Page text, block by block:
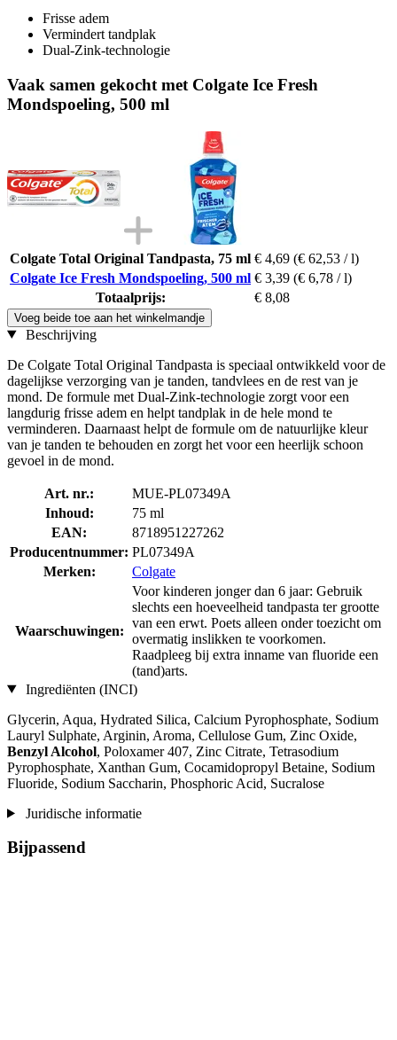
Frisse adem
Vermindert tandplak
Dual-Zink-technologie
Vaak samen gekocht met Colgate Ice Fresh
Mondspoeling, 500 ml
Colgate Total Original Tandpasta, 75 ml € 4,69 (€ 62,53 / l)
Colgate Ice Fresh Mondspoeling, 500 ml € 3,39 (€ 6,78 / l)
Totaalprijs:
€ 8,08
Voeg beide toe aan het winkelmandje
Beschrijving
De Colgate Total Original Tandpasta is speciaal ontwikkeld voor de
dagelijkse verzorging van je tanden, tandvlees en de rest van je
mond. De formule met Dual-Zink-technologie zorgt voor een
langdurig frisse adem en helpt tandplak in de hele mond te
verminderen. Daarnaast helpt de formule om de natuurlijke kleur
van je tanden te behouden en zorgt het voor een heerlijk schoon
gevoel in de mond.
Art. nr.:
MUE-PL07349A
Inhoud:
75 ml
EAN:
8718951227262
Producentnummer: PL07349A
Merken:
Colgate
Waarschuwingen:
Voor kinderen jonger dan 6 jaar: Gebruik
slechts een hoeveelheid tandpasta ter grootte
van een erwt. Poets alleen onder toezicht om
overmatig inslikken te voorkomen.
Raadpleeg bij extra inname van fluoride een
(tand)arts.
Ingrediënten (INCI)
Glycerin, Aqua, Hydrated Silica, Calcium Pyrophosphate, Sodium
Lauryl Sulphate, Arginin, Aroma, Cellulose Gum, Zinc Oxide,
Benzyl Alcohol, Poloxamer 407, Zinc Citrate, Tetrasodium
Pyrophosphate, Xanthan Gum, Cocamidopropyl Betaine, Sodium
Fluoride, Sodium Saccharin, Phosphoric Acid, Sucralose
Juridische informatie
Bijpassend